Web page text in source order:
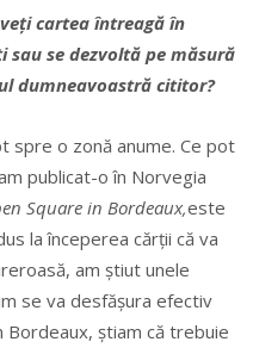
cartea întreagă în
sau se dezvoltă pe măsură
dumneavoastră cititor?
spre o zonă anume. Ce pot
publicat-o în Norvegia
Square in Bordeaux,este
la începerea cărții că va
am știut unele
se va desfășura efectiv
Bordeaux, știam că trebuie